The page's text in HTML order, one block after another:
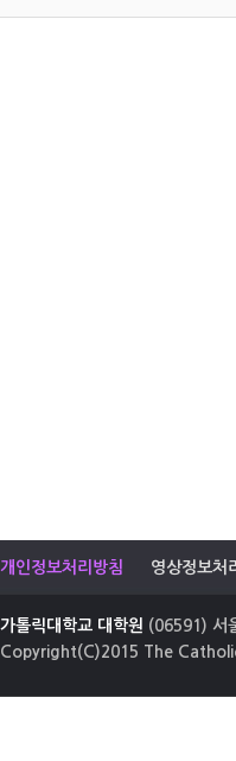
개인정보처리방침 영상정보처
가톨릭대학교 대학원 (06591) 서
Copyright(C)2015 The